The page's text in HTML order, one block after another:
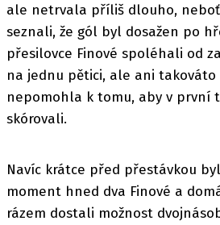
ale netrvala příliš dlouho,
seznali, že gól byl dosažen po
přesilovce Finové spoléhali od
na jednu pětici, ale ani
nepomohla k tomu, aby v první
skórovali.
Navíc krátce před přestávkou
moment hned dva Finové a
rázem dostali možnost